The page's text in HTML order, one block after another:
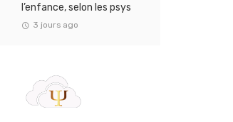
l’enfance, selon les psys
3 jours ago